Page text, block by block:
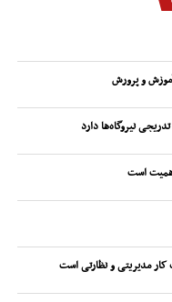
و پرورش
نیروگاه‌ها دارد
است
مدیریتی و نظارتی است